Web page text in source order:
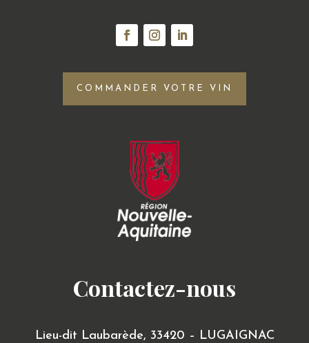
COMMANDER VOTRE VIN
Contactez-nous
Lieu-dit Laubarède, 33420 – LUGAIGNAC